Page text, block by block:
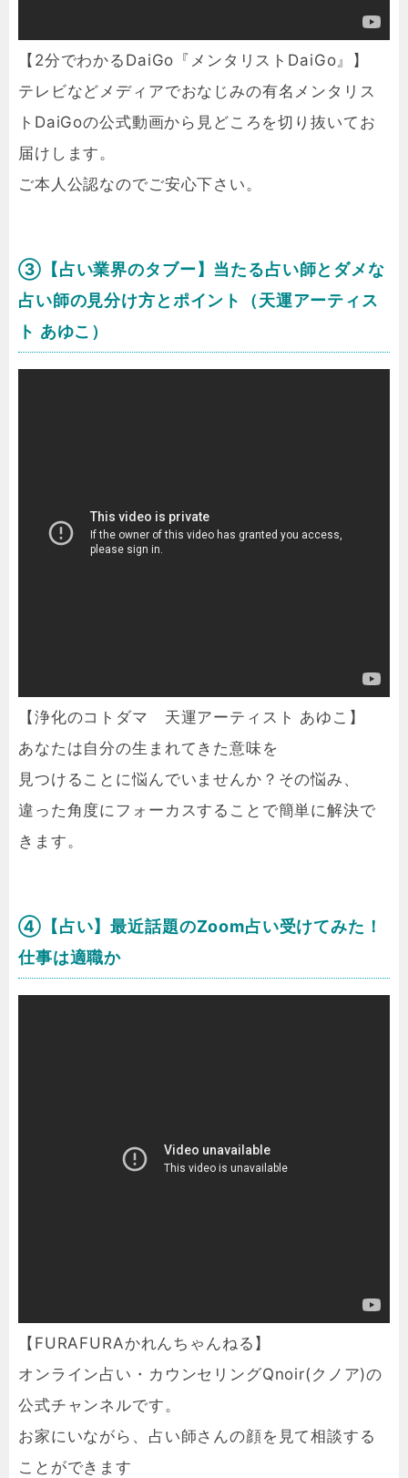
【2分でわかるDaiGo『メンタリストDaiGo』】
テレビなどメディアでおなじみの有名メンタリス
トDaiGoの公式動画から見どころを切り抜いてお
届けします。
ご本人公認なのでご安心下さい。
③【占い業界のタブー】当たる占い師とダメな
占い師の見分け方とポイント（天運アーティス
ト あゆこ）
【浄化のコトダマ 天運アーティスト あゆこ】
あなたは自分の生まれてきた意味を
見つけることに悩んでいませんか？その悩み、
違った角度にフォーカスすることで簡単に解決で
きます。
④【占い】最近話題のZoom占い受けてみた！
仕事は適職か
【FURAFURAかれんちゃんねる】
オンライン占い・カウンセリングQnoir(クノア)の
公式チャンネルです。
お家にいながら、占い師さんの顔を見て相談する
ことができます